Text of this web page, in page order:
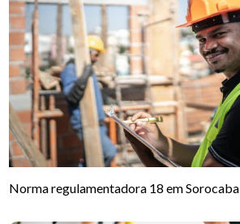
Norma regulamentadora 18 em Sorocaba